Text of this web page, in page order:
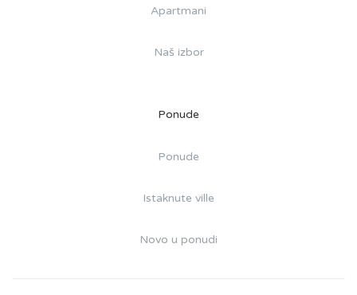
Apartmani
Naš izbor
Ponude
Ponude
Istaknute ville
Novo u ponudi